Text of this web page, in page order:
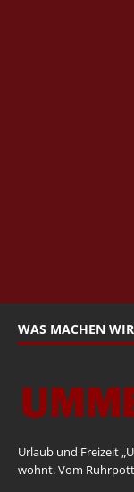
WAS MACHEN
Urlaub und Freizeit
wohnt. Vom